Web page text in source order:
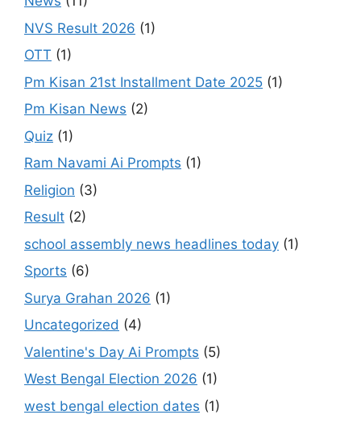
NVS Result 2026 (1)
OTT (1)
Pm Kisan 21st Installment Date 2025 (1)
Pm Kisan News (2)
Quiz (1)
Ram Navami Ai Prompts (1)
Religion (3)
Result (2)
school assembly news headlines today (1)
Sports (6)
Surya Grahan 2026 (1)
Uncategorized (4)
Valentine's Day Ai Prompts (5)
West Bengal Election 2026 (1)
west bengal election dates (1)